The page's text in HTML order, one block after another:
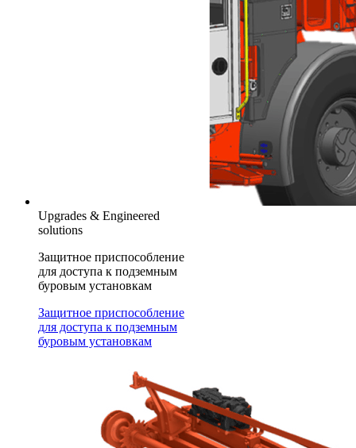
Upgrades & Engineered
solutions
Защитное приспособление
для доступа к подземным
буровым установкам
Защитное приспособление
для доступа к подземным
буровым установкам